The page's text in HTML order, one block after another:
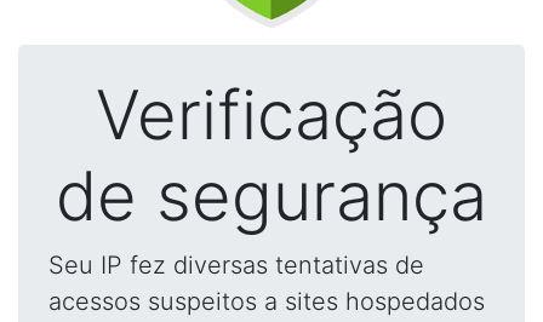
Verificação
de segurança
Seu IP fez diversas tentativas de
acessos suspeitos a sites hospedados